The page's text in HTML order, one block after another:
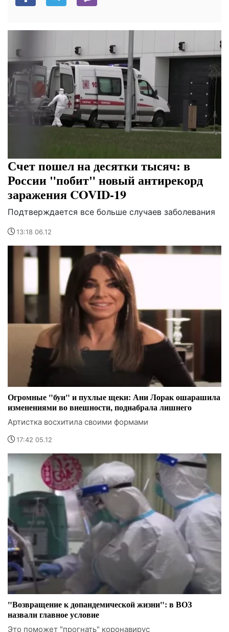
Счет пошел на десятки тысяч: в
России "побит" новый антирекорд
заражения COVID-19
Подтверждается все больше случаев заболевания
13:18 06.12
Огромные "буи" и пухлые щеки: Ани Лорак ошарашила
изменениями во внешности, поднабрала лишнего
Артистка восхитила своими формами
17:42 05.12
"Возвращение к допандемической жизни": в ВОЗ
назвали главное условие
Это поможет "прогнать" коронавирус